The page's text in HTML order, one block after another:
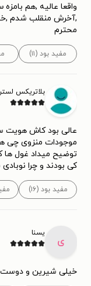
واقعا عالیه ,هم
,آخرش منقلب شدم
محترم
مفید بود (۱۱)
بلاتریکس
عالی بود کاش هویت
موجودات منزوی چی
توضیح میداد غول ها
کی بودند و چرا
مفید بود (۱۶)
ی
یسنا
خیلی شیرین و دوست